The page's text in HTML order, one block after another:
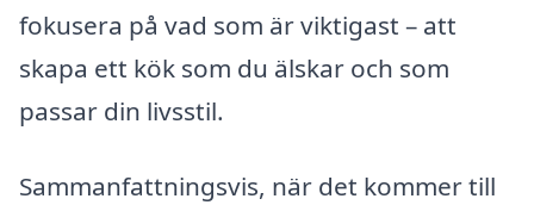
fokusera på vad som är viktigast – att
skapa ett kök som du älskar och som
passar din livsstil.
Sammanfattningsvis, när det kommer till